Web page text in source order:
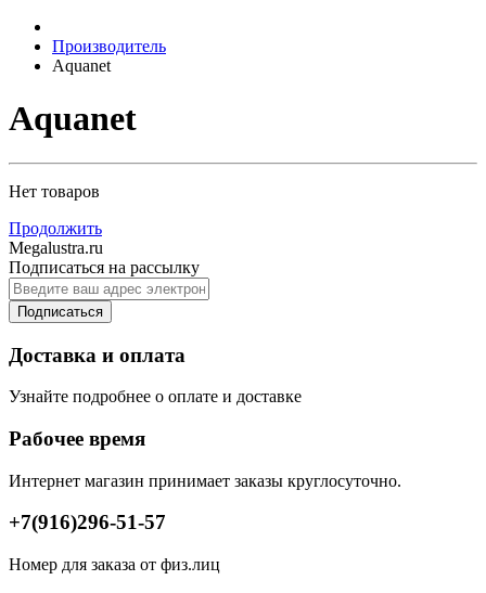
Производитель
Aquanet
Aquanet
Нет товаров
Продолжить
Megalustra.ru
Подписаться на рассылку
Подписаться
Доставка и оплата
Узнайте подробнее о оплате и доставке
Рабочее время
Интернет магазин принимает заказы круглосуточно.
+7(916)296-51-57
Номер для заказа от физ.лиц